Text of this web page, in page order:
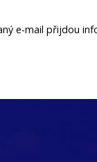
e-mail přijdou